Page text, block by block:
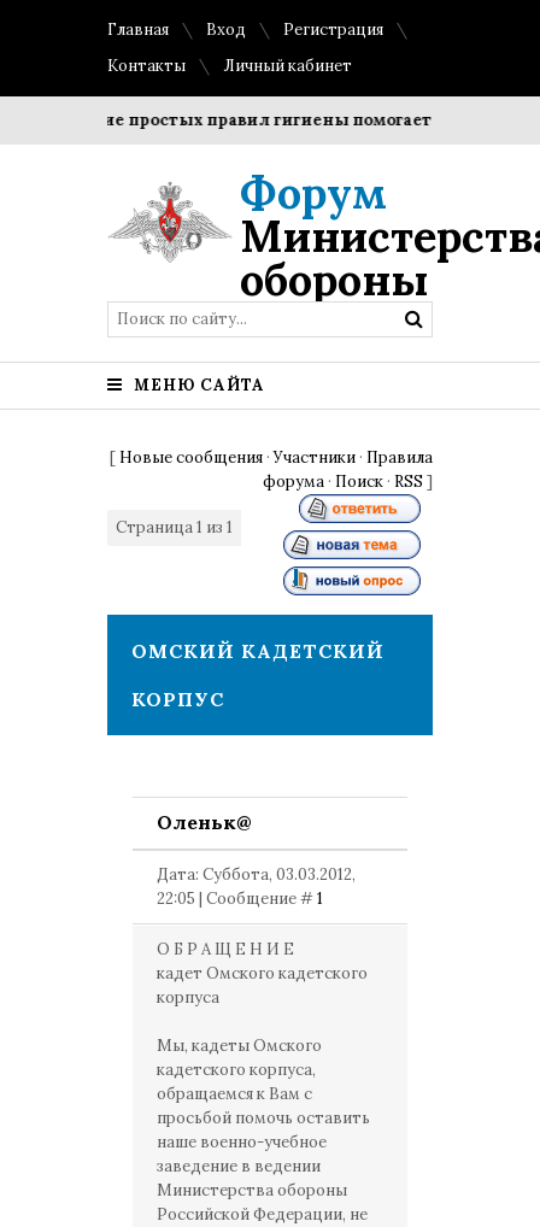
Главная Вход
Регистрация
Контакты
Личный кабинет
простых правил гигиены помогает сохранить
Форум
обороны
МЕНЮ САЙТА
[ Новые сообщения ·Участники · Правила
форума · Поиск · RSS ]
Страница1 из 1
ОМСКИЙ КАДЕТСКИЙ
КОРПУС
Оленьк@
Дата: Суббота, 03.03.2012,
22:05 | Сообщение #1
О Б Р А Щ Е Н И Е
кадет Омского кадетского
корпуса
Мы, кадеты Омского
кадетского корпуса,
обращаемся к Вам с
просьбой помочь оставить
наше военно-учебное
заведение в ведении
Министерства обороны
Российской Федерации, не